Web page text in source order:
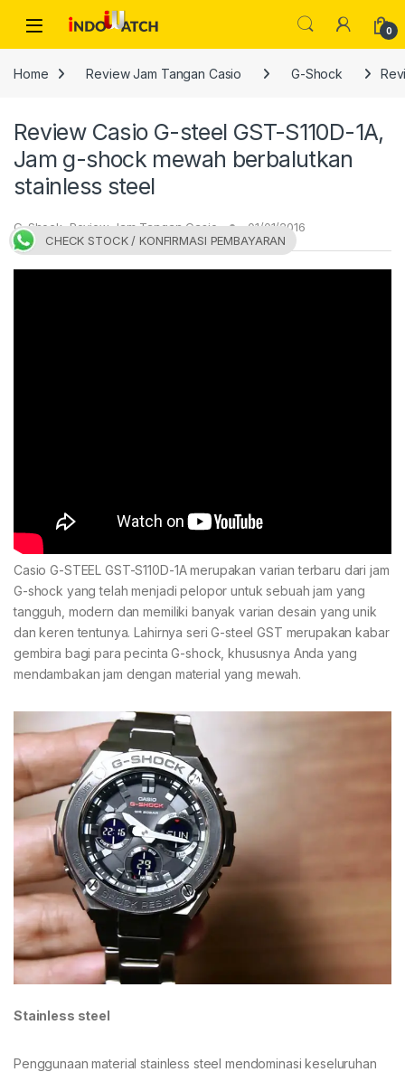
Open 0
Home Review Jam Tangan Casio G-Shock
Review Casio G-steel GST-S110D-1A,
Jam g-shock mewah berbalutkan
stainless steel
G-Shock,Review Jam Tangan Casio 01/01/2016
Casio G-STEEL GST-S110D-1A merupakan varian terbaru dari jam
G-shock yang telah menjadi pelopor untuk sebuah jam yang
tangguh, modern dan memiliki banyak varian desain yang unik
dan keren tentunya. Lahirnya seri G-steel GST merupakan kabar
gembira bagi para pecinta G-shock, khususnya Anda yang
mendambakan jam dengan material yang mewah.
Stainless steel
Penggunaan material stainless steel mendominasi keseluruhan
CHECK STOCK / KONFIRMASI PEMBAYARAN